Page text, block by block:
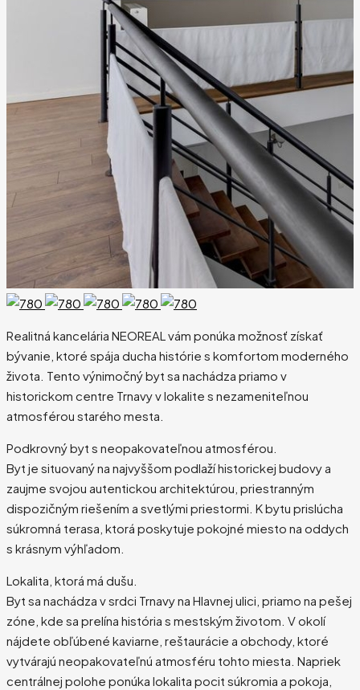
Realitná kancelária NEOREAL vám ponúka možnosť získať
bývanie, ktoré spája ducha histórie s komfortom moderného
života. Tento výnimočný byt sa nachádza priamo v
historickom centre Trnavy v lokalite s nezameniteľnou
atmosférou starého mesta.
Podkrovný byt s neopakovateľnou atmosférou.
Byt je situovaný na najvyššom podlaží historickej budovy a
zaujme svojou autentickou architektúrou, priestranným
dispozičným riešením a svetlými priestormi. K bytu prislúcha
súkromná terasa, ktorá poskytuje pokojné miesto na oddych
s krásnym výhľadom.
Lokalita, ktorá má dušu.
Byt sa nachádza v srdci Trnavy na Hlavnej ulici, priamo na pešej
zóne, kde sa prelína história s mestským životom. V okolí
nájdete obľúbené kaviarne, reštaurácie a obchody, ktoré
vytvárajú neopakovateľnú atmosféru tohto miesta. Napriek
centrálnej polohe ponúka lokalita pocit súkromia a pokoja,